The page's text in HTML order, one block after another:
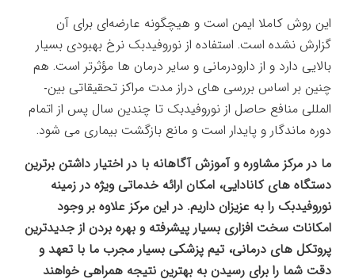
این روش کاملا ایمن است و هیچ­گونه عارضه‌ای برای آن
گزارش نشده است. استفاده از نوروفیدبک نرخ بهبودی بسیار
بالایی دارد و از دارو­درمانی و سایر درمان ­ها مؤثرتر است. هم
چنین بر اساس بررسی­ های دراز مدت مراکز تحقیقاتی بین­
المللی منافع حاصل از نوروفیدبک تا چندین سال پس از اتمام
دوره ماندگار و پایدار است و مانع بازگشت بیماری می­ شود.
ما در مرکز مشاوره و آموزش آگاهانه با در اختیار داشتن برترین
دستگاه های کانادایی، امکان ارائه خدماتی ویژه در زمینه
نوروفیدبک را به عزیزان داریم. در این مرکز علاوه بر وجود
امکانات سخت افزاری بسیار پیشرفته و بهره بردن از جدیدترین
پروتکل های درمانی، تیم پزشکی بسیار مجرب ما با تعهد و
دقت شما را برای رسیدن به بهترین نتیجه همراهی خواهند